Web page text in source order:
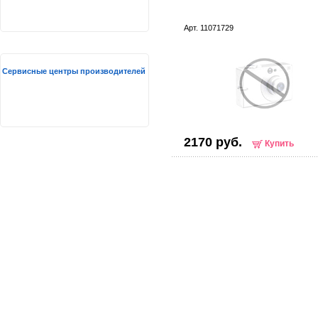
Арт. 11071729
2170 руб. Купить
Сервисные центры производителей